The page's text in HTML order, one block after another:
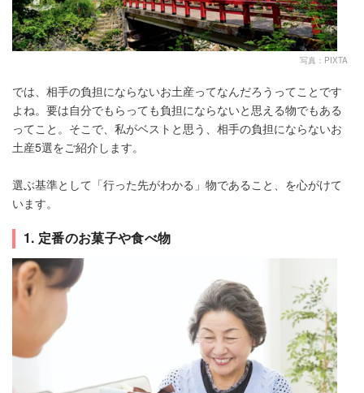
写真：PIXTA
では、相手の負担にならないお土産ってなんだろうってことです
よね。要は自分でもらっても負担にならないと思える物でもある
ってこと。そこで、私がベストと思う、相手の負担にならないお
土産5選をご紹介します。
選ぶ基準として「行った先がわかる」物であること、を心がけて
います。
1. 定番のお菓子や食べ物